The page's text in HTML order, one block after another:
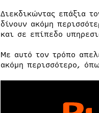
Διεκδικώντας επάξια
δίνουν ακόμη
και σε επίπεδο
Με αυτό τον τρόπο
ακόμη περισσότερο,